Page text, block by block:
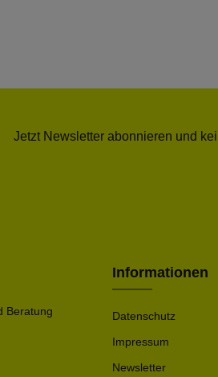
Jetzt Newsletter abonnieren und
Beratung
Informationen
Datenschutz
Impressum
Newsletter